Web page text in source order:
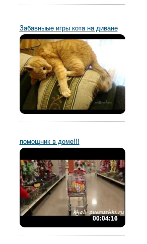
Забавныые игры кота на диване
помощник в доме!!!
00:04:16